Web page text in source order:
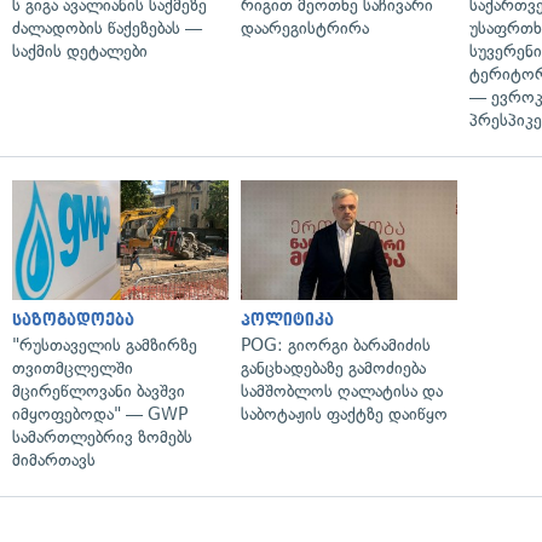
ს გიგა ავალიანის საქმეზე
ძალადობის წაქეზებას —
საქმის დეტალები
რიგით მეოთხე საჩივარი
დაარეგისტრირა
—
საზოგადოება
"რუსთაველის გამზირზე
თვითმცლელში
მცირეწლოვანი ბავშვი
იმყოფებოდა" — GWP
სამართლებრივ ზომებს
მიმართავს
პოლიტიკა
POG: გიორგი ბარამიძის
განცხადებაზე გამოძიება
სამშობლოს ღალატისა და
საბოტაჟის ფაქტზე დაიწყო